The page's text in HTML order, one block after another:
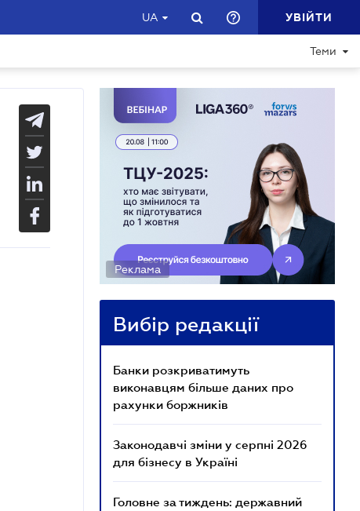
UA УВІЙТИ
Теми
Реклама
Вибір редакції
Банки розкриватимуть
виконавцям більше даних про
рахунки боржників
Законодавчі зміни у серпні 2026
для бізнесу в Україні
Головне за тиждень: державний